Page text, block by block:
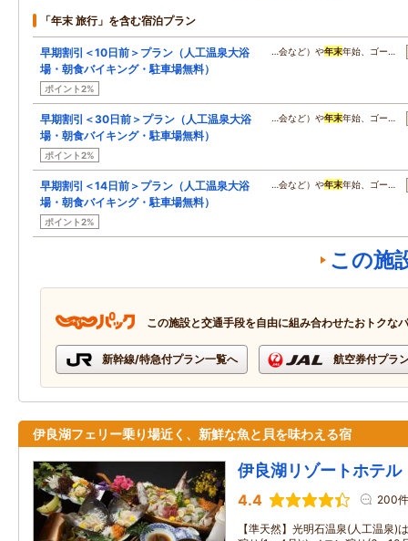
「年末 旅行」を含む宿泊プラン
早期割引＜10日前＞プラン（人工温泉大浴
場・朝食バイキング・駐車場無料）
ポイント2%
…会など）や年末年始、ゴー…
早期割引＜30日前＞プラン（人工温泉大浴
場・朝食バイキング・駐車場無料）
ポイント2%
…会など）や年末年始、ゴー…
早期割引＜14日前＞プラン（人工温泉大浴
場・朝食バイキング・駐車場無料）
ポイント2%
…会など）や年末年始、ゴー…
この施
この施設と交通手段を自由に組み合わせたおトクな
新幹線/特急付プラン一覧へ 航空券付プラ
伊良湖フェリー乗り場近く、新鮮な魚と貝を味わえる宿
伊良湖リゾートホテ
4.4 200件
【準天然】光明石温泉(人工温泉)